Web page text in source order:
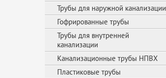
Трубы для наружной канализации
Гофрированные трубы
Трубы для внутренней
канализации
Канализационные трубы НПВХ
Пластиковые трубы